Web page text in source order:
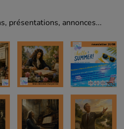
présentations, annonces...